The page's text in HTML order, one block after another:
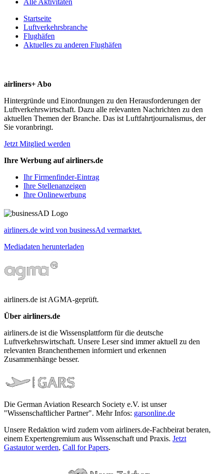
Startseite
Luftverkehrsbranche
Flughäfen
Aktuelles zu anderen Flughäfen
airliners+ Abo
Hintergründe und Einordnungen zu den Herausforderungen der
Luftverkehrswirtschaft. Dazu alle relevanten Nachrichten zu den
aktuellen Themen der Branche. Das ist Luftfahrtjournalismus, der
Sie voranbringt.
Jetzt Mitglied werden
Ihre Werbung auf airliners.de
Ihr Firmenfinder-Eintrag
Ihre Stellenanzeigen
Ihre Onlinewerbung
airliners.de wird von businessAd vermarktet.
Mediadaten herunterladen
airliners.de ist AGMA-geprüft.
Über airliners.de
airliners.de ist die Wissensplattform für die deutsche
Luftverkehrswirtschaft. Unsere Leser sind immer aktuell zu den
relevanten Branchenthemen informiert und erkennen
Zusammenhänge besser.
Die German Aviation Research Society e.V. ist unser
"Wissenschaftlicher Partner". Mehr Infos: garsonline.de
Unsere Redaktion wird zudem vom airliners.de-Fachbeirat beraten,
einem Expertengremium aus Wissenschaft und Praxis. Jetzt
Gastautor werden, Call for Papers.